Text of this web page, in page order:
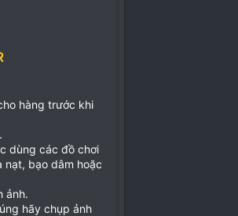
hàng trước khi
dùng các đồ chơi
bạo dâm hoặc
ảnh.
hãy chụp ảnh